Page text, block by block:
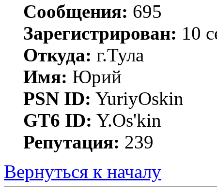
Сообщения: 695
Зарегистрирован: 10
Откуда: г.Тула
Имя: Юрий
PSN ID: YuriyOskin
GT6 ID: Y.Os'kin
Репутация: 239
Вернуться к началу